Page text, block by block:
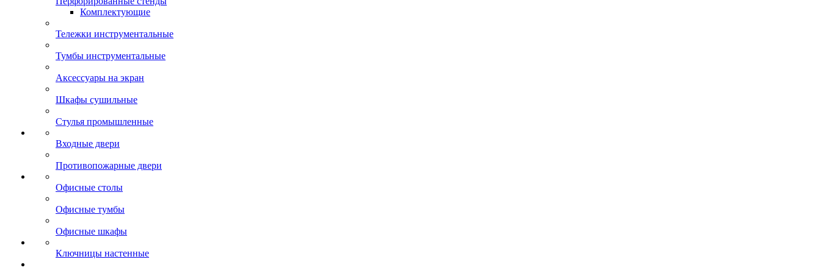
Комплектующие
Тележки инструментальные
Тумбы инструментальные
Аксессуары на экран
Шкафы сушильные
Стулья промышленные
Входные двери
Противопожарные двери
Офисные столы
Офисные тумбы
Офисные шкафы
Ключницы настенные